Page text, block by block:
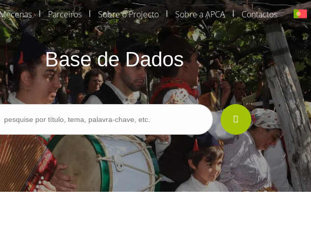
| Parceiros | Sobre o Projecto | Sobre a APCA | Contactos
Base de Dados